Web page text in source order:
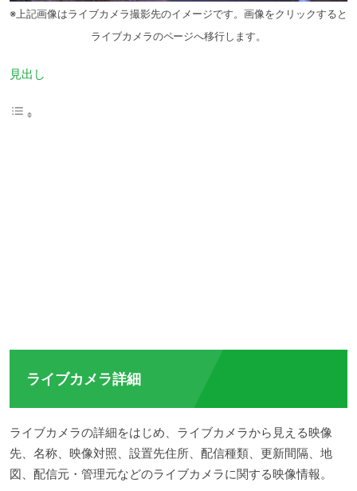
※上記画像はライブカメラ撮影先のイメージです。画像をクリックすると
ライブカメラのページへ移行します。
見出し
ライブカメラ詳細
ライブカメラの詳細をはじめ、ライブカメラから見える映像
先、名称、映像対照、設置先住所、配信種類、更新間隔、地
図、配信元・管理元などのライブカメラに関する映像情報。